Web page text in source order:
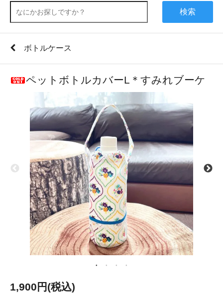
検索
ボトルケース
ペットボトルカバーL＊すみれブーケ
1,900円(税込)